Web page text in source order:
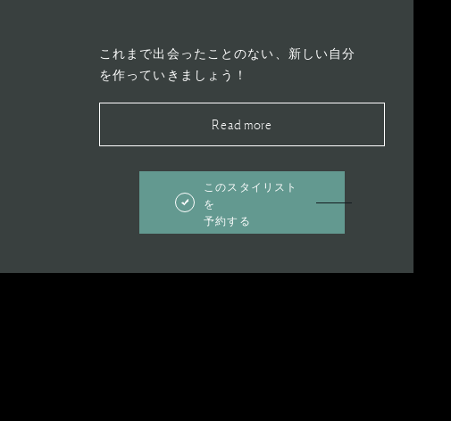
これまで出会ったことのない、新しい自分
を作っていきましょう！
Read more
このスタイリスト
を
予約する